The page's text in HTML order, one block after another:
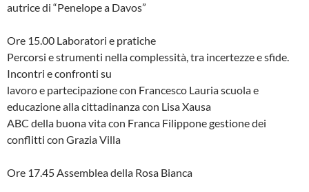
autrice di “Penelope a Davos”
Ore 15.00 Laboratori e pratiche
Percorsi e strumenti nella complessità, tra incertezze e sfide.
Incontri e confronti su
lavoro e partecipazione con Francesco Lauria scuola e
educazione alla cittadinanza con Lisa Xausa
ABC della buona vita con Franca Filippone gestione dei
conflitti con Grazia Villa
Ore 17.45 Assemblea della Rosa Bianca